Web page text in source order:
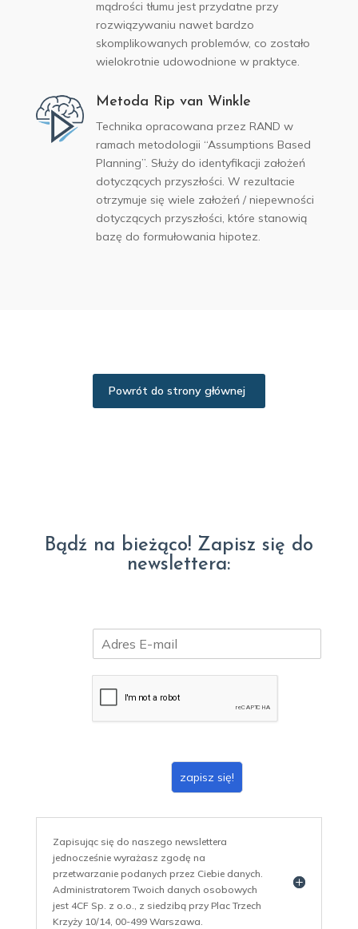
mądrości tłumu jest przydatne przy
rozwiązywaniu nawet bardzo
skomplikowanych problemów, co zostało
wielokrotnie udowodnione w praktyce.
Metoda Rip van Winkle
Technika opracowana przez RAND w
ramach metodologii “Assumptions Based
Planning”. Służy do identyfikacji założeń
dotyczących przyszłości. W rezultacie
otrzymuje się wiele założeń / niepewności
dotyczących przyszłości, które stanowią
bazę do formułowania hipotez.
Powrót do strony głównej
Bądź na bieżąco! Zapisz się do
newslettera:
m
zapisz się!
Zapisując się do naszego newslettera
jednocześnie wyrażasz zgodę na
przetwarzanie podanych przez Ciebie danych.
Administratorem Twoich danych osobowych
jest 4CF Sp. z o.o., z siedzibą przy Plac Trzech
Krzyży 10/14, 00-499 Warszawa.